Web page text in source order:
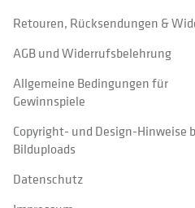
Retouren, Rücksendungen &
AGB und Widerrufsbelehrung
Allgemeine Bedingungen für
Gewinnspiele
Copyright- und Design-Hinweise
Bilduploads
Datenschutz